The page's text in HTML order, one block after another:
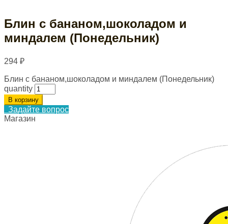
Блин с бананом,шоколадом и
миндалем (Понедельник)
294 ₽
Блин с бананом,шоколадом и миндалем (Понедельник)
quantity
В корзину
Задайте вопрос
Магазин